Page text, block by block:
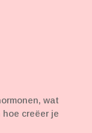
wat
creëer je